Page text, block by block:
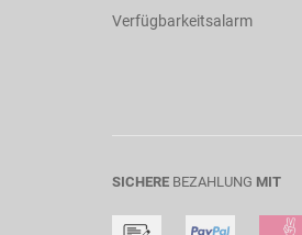
Verfügbarkeitsalarm
SICHERE BEZAHLUNG MIT